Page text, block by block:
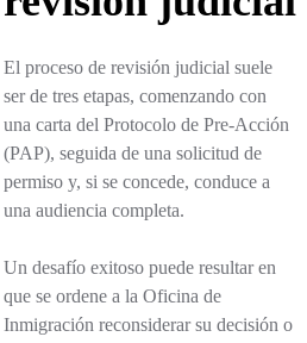
El proceso de revisión judicial suele
ser de tres etapas, comenzando con
una carta del Protocolo de Pre-Acción
(PAP), seguida de una solicitud de
permiso y, si se concede, conduce a
una audiencia completa.
Un desafío exitoso puede resultar en
que se ordene a la Oficina de
Inmigración reconsiderar su decisión o